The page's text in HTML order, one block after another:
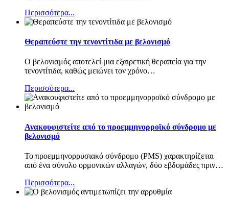
Περισσότερα...
Θεραπεύστε την τενοντίτιδα με βελονισμό
Ο βελονισμός αποτελεί μια εξαιρετική θεραπεία για την
τενοντίτιδα, καθώς μειώνει τον χρόνο…
Περισσότερα...
Ανακουφιστείτε από το προεμμηνορροϊκό σύνδρομο με
βελονισμό
Το προεμμηνορρυσιακό σύνδρομο (PMS) χαρακτηρίζεται
από ένα σύνολο ορμονικών αλλαγών, δύο εβδομάδες πριν…
Περισσότερα...